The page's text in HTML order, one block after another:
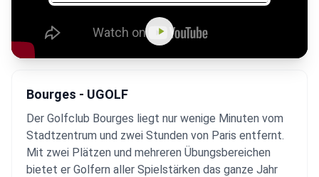
Bourges - UGOLF
Der Golfclub Bourges liegt nur wenige Minuten vom
Stadtzentrum und zwei Stunden von Paris entfernt.
Mit zwei Plätzen und mehreren Übungsbereichen
bietet er Golfern aller Spielstärken das ganze Jahr